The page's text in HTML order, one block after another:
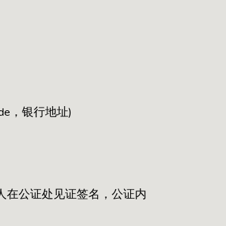
，银行地址)
在公证处见证签名，公证内